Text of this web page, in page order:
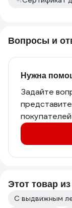
Вопросы и
Нужна
Задайте
покупателей
Этот товар
С выдвижным